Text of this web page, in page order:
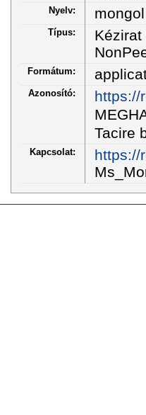
Nyelv: mongol
Típus:
Kézirat
Formátum:
Azonosító:
https://
Tacire
Kapcsolat:
https://